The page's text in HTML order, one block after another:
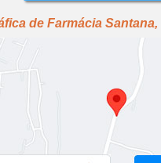
de Farmácia